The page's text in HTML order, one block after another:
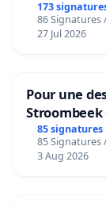
173
86 Signatures
27 Jul 2026
Pour une
Stroombeek
bediening
Voor
85 signatures
85 Signatures
3 Aug 2026